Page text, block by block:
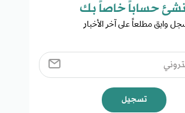
حساباً خاصاً بك​
وابق مطلعاً على آخر الأخبار
تسجيل